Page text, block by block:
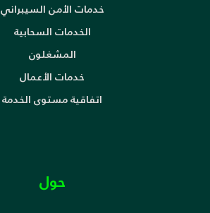
خدمات الأمن السيبراني
الخدمات السحابية
المشغلون
خدمات الأعمال
اتفاقية مستوى الخدمة
حول